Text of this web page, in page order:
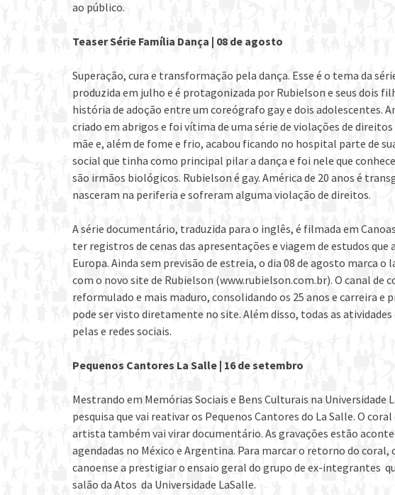
ao público.
Teaser Série Família Dança | 08 de agosto
Superação, cura e transformação pela dança. Esse é o tema da
produzida em julho e é protagonizada por Rubielson e seus dois
história de adoção entre um coreógrafo gay e dois adolescentes.
criado em abrigos e foi vítima de uma série de violações de
mãe e, além de fome e frio, acabou ficando no hospital parte de
social que tinha como principal pilar a dança e foi nele que
são irmãos biológicos. Rubielson é gay. América de 20 anos é
nasceram na periferia e sofreram alguma violação de direitos.
A série documentário, traduzida para o inglês, é filmada em
ter registros de cenas das apresentações e viagem de estudos
Europa. Ainda sem previsão de estreia, o dia 08 de agosto marca
com o novo site de Rubielson (www.rubielson.com.br). O canal de
reformulado e mais maduro, consolidando os 25 anos e carreira e
pode ser visto diretamente no site. Além disso, todas as
pelas e redes sociais.
Pequenos Cantores La Salle | 16 de setembro
Mestrando em Memórias Sociais e Bens Culturais na Universidade
pesquisa que vai reativar os Pequenos Cantores do La Salle. O
artista também vai virar documentário. As gravações estão
agendadas no México e Argentina. Para marcar o retorno do
canoense a prestigiar o ensaio geral do grupo de ex-integrantes
salão da Atos da Universidade LaSalle.